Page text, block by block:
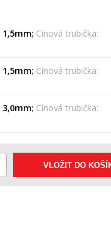
1,5mm; Cínová trubička:
1,5mm; Cínová trubička:
3,0mm; Cínová trubička: